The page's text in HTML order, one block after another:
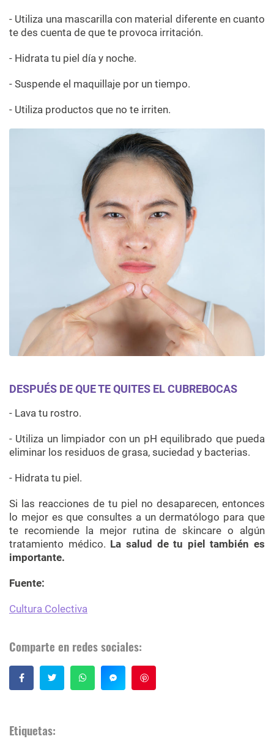
- Utiliza una mascarilla con material diferente en cuanto
te des cuenta de que te provoca irritación.
- Hidrata tu piel día y noche.
- Suspende el maquillaje por un tiempo.
- Utiliza productos que no te irriten.
DESPUÉS DE QUE TE QUITES EL CUBREBOCAS
- Lava tu rostro.
- Utiliza un limpiador con un pH equilibrado que pueda
eliminar los residuos de grasa, suciedad y bacterias.
- Hidrata tu piel.
Si las reacciones de tu piel no desaparecen, entonces
lo mejor es que consultes a un dermatólogo para que
te recomiende la mejor rutina de skincare o algún
tratamiento médico. La salud de tu piel también es
importante.
Fuente:
Cultura Colectiva
Comparte en redes sociales:
Etiquetas: